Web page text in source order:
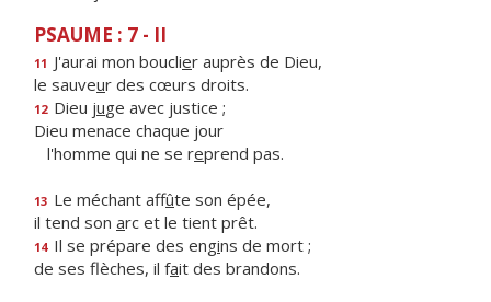
PSAUME : 7 - II
11 J'aurai mon bouclier auprès de Dieu,
le sauveur des cœurs droits.
12 Dieu juge avec justice ;
Dieu menace chaque jour
l'homme qui ne se reprend pas.
13 Le méchant affûte son épée,
il tend son arc et le tient prêt.
14 Il se prépare des engins de mort ;
de ses flèches, il fait des brandons.